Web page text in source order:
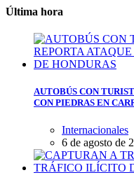
Última hora
AUTOBÚS CON
CON PIEDRAS EN
Internacionales
6 de agosto de